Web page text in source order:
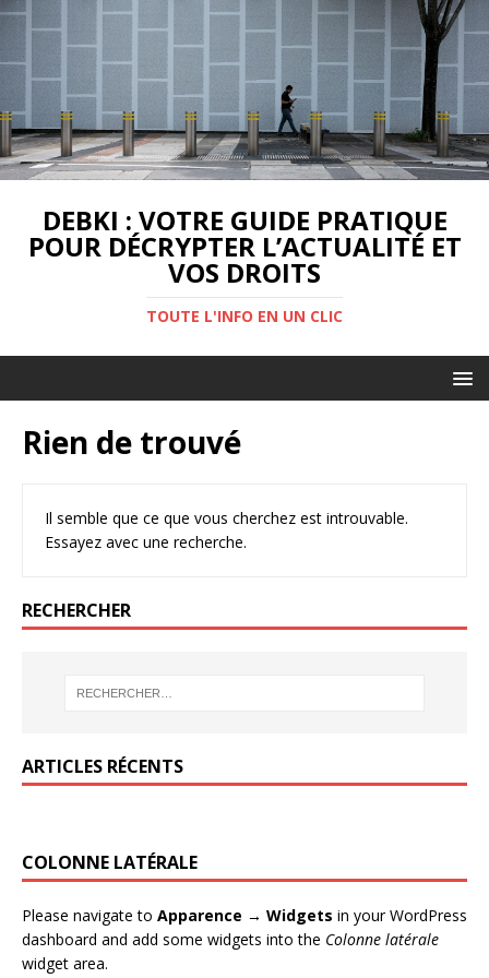
DEBKI : VOTRE GUIDE PRATIQUE
POUR DÉCRYPTER L’ACTUALITÉ ET
VOS DROITS
TOUTE L'INFO EN UN CLIC
Rien de trouvé
Il semble que ce que vous cherchez est introuvable.
Essayez avec une recherche.
RECHERCHER
ARTICLES RÉCENTS
COLONNE LATÉRALE
Please navigate to Apparence → Widgets in your WordPress
dashboard and add some widgets into the Colonne latérale
widget area.